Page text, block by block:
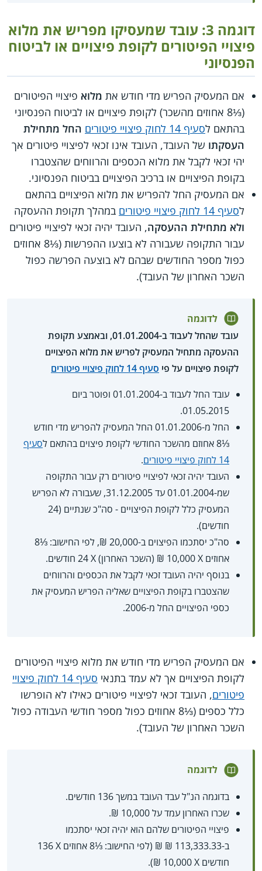
דוגמה 3: עובד שמעסיקו מפריש את מלוא
פיצויי הפיטורים לקופת פיצויים או לביטוח
הפנסיוני
אם המעסיק הפריש מדי חודש את מלוא פיצויי הפיטורים
(⅓8 אחוזים מהשכר) לקופת פיצויים או לביטוח הפנסיוני
בהתאם לסעיף 14 לחוק פיצויי פיטורים
החל מתחילת
העסקתו של העובד, העובד אינו זכאי לפיצויי פיטורים אך
יהי זכאי לקבל את מלוא הכספים והרווחים שהצטברו
בקופת הפיצויים או ברכיב הפיצויים בביטוח הפנסיוני.
אם המעסיק החל להפריש את מלוא הפיצויים בהתאם
לסעיף 14 לחוק פיצויי פיטורים
במהלך תקופת ההעסקה
ולא מתחילת ההעסקה, העובד יהיה זכאי לפיצויי פיטורים
עבור התקופה שעבורה לא בוצעו ההפרשות (⅓8 אחוזים
כפול מספר החודשים שבהם לא בוצעה הפרשה כפול
השכר האחרון של העובד).
לדוגמה
עובד שהחל לעבוד ב-01.01.2004, ובאמצע תקופת
ההעסקה מתחיל המעסיק לפריש את מלוא הפיצויים
לקופת פיצויים על פי סעיף 14 לחוק פיצויי פיטורים
עובד החל לעבוד ב-01.01.2004 ופוטר ביום
01.05.2015.
החל מ-01.01.2006 החל המעסיק להפריש מדי חודש
⅓8 אחוזם מהשכר החודשי לקופת פיצוים בהתאם ל
סעיף
14 לחוק פיצויי פיטורים
.
העובד יהיה זכאי לפיצויי פיטורים רק עבור התקופה
שמ-01.01.2004 עד 31.12.2005, שעבורה לא הפריש
המעסיק כלל לקופת הפיצויים - סה"כ שנתיים (24
חודשים).
סה"כ יסתכמו הפיצוים ב-20,000 ₪, לפי החישוב: ⅓8
אחוזים X‏ 10,000 ₪ (השכר האחרון) X‏ 24 חודשים.
בנוסף יהיה העובד זכאי לקבל את הכספים והרווחים
שהצטברו בקופת הפיצויים שאליה הפריש המעסיק את
כספי הפיצויים החל מ-2006.
אם המעסיק הפריש מדי חודש את מלוא פיצויי הפיטורים
לקופת הפיצויים אך לא עמד בתנאי
סעיף 14 לחוק פיצויי
פיטורים, העובד זכאי לפיצויי פיטורים כאילו לא הופרשו
כלל כספים (⅓8 אחוזים כפול מספר חודשי העבודה כפול
השכר האחרון של העובד).
לדוגמה
בדוגמה הנ"ל עבד העובד במשך 136 חודשים.
שכרו האחרון עמד על 10,000 ₪.
פיצויי הפיטורים שלהם הוא יהיה זכאי יסתכמו
ב-113,333.33 ₪ ₪ (לפי החישוב: ⅓8 אחוזים X‏ 136
חודשים X‏ 10,000 ₪).